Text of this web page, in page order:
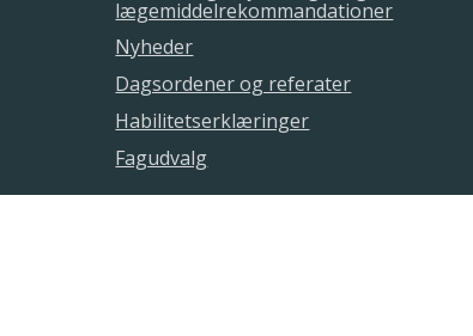
lægemiddelrekommandationer
Nyheder
Dagsordener og referater
Habilitetserklæringer
Fagudvalg